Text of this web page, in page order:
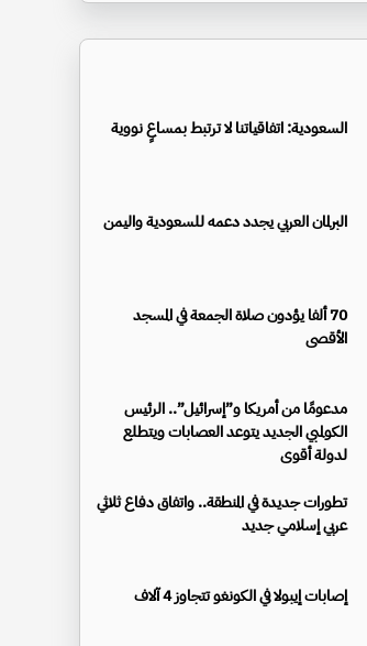
السعودية: اتفاقياتنا لا ترتبط بمساعٍ نووية
البرلمان العربي يجدد دعمه للسعودية واليمن
70 ألفا يؤدون صلاة الجمعة في المسجد
الأقصى
مدعومًا من أمريكا و”إسرائيل”.. الرئيس
الكولمبي الجديد يتوعد العصابات ويتطلع
لدولة أقوى
تطورات جديدة في المنطقة.. واتفاق دفاع ثلاثي
عربي إسلامي جديد
إصابات إيبولا في الكونغو تتجاوز 4 آلاف